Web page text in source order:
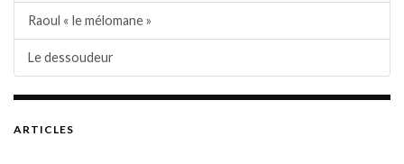
Raoul « le mélomane »
Le dessoudeur
ARTICLES